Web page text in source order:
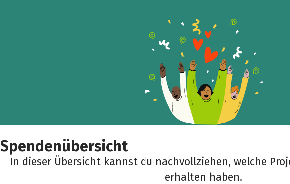
Spendenübersicht
In dieser Übersicht kannst du nachvollziehen, welche
erhalten haben.
Teile die Spendenaktion
Hilf mit noch mehr Spenden zu sammeln!
WhatsApp Messenger Link